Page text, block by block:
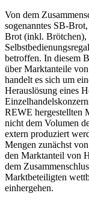
Von dem
sogenanntes SB-
Brot (inkl. Brötchen),
betroffen. In diesem
über Marktanteile
handelt es sich um
Herauslösung eines
REWE hergestellten
nicht dem Volumen
extern produziert
Mengen zunächst von
den Marktanteil von
dem
Marktbeteiligten
einhergehen.